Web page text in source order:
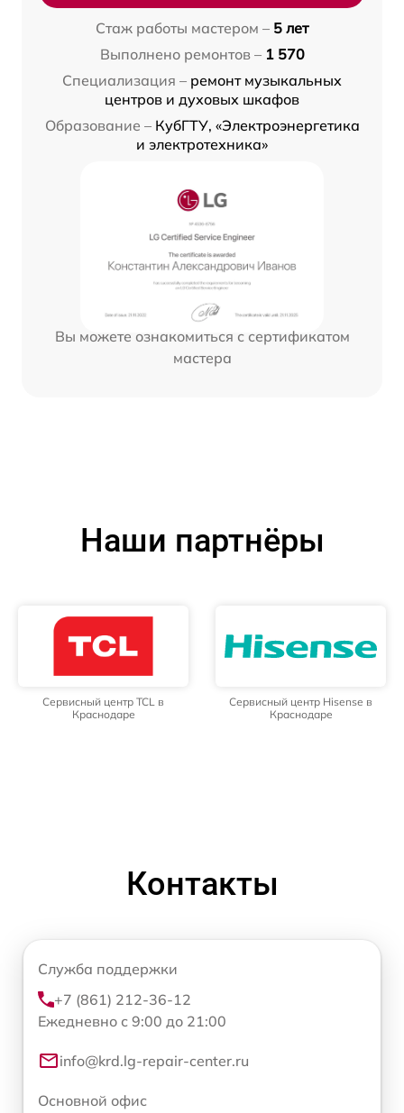
Стаж работы мастером – 5 лет
Выполнено ремонтов – 1 570
Специализация – ремонт музыкальных
центров и духовых шкафов
Образование – КубГТУ, «Электроэнергетика
и электротехника»
Вы можете ознакомиться с сертификатом
мастера
Наши партнёры
Сервисный центр TCL в
Краснодаре
Сервисный центр Hisense в
Краснодаре
Контакты
Служба поддержки
+7 (861) 212-36-12
Ежедневно с 9:00 до 21:00
info@krd.lg-repair-center.ru
Основной офис